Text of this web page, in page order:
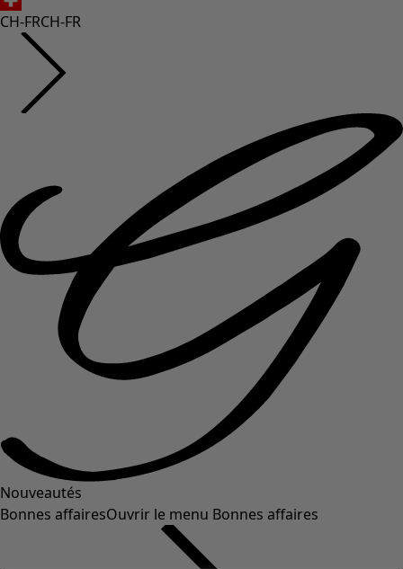
CH-FRCH-FR
Nouveautés
Bonnes affairesOuvrir le menu Bonnes affaires